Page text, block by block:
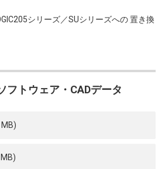
シリーズ／SUシリーズへの 置き換
フトウェア・CADデータ